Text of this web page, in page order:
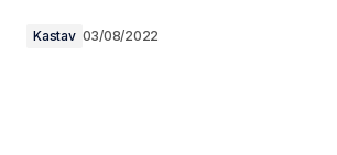
Kastav 03/08/2022